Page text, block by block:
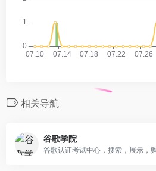
相关导航
谷歌学院
谷歌认证考试中心，搜索，展示，